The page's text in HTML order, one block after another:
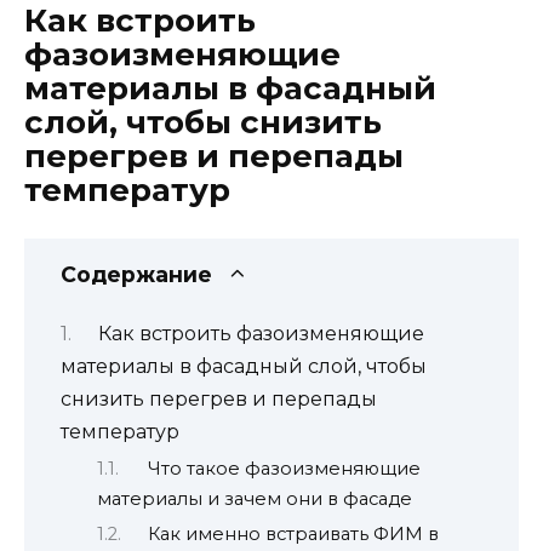
Как встроить
фазоизменяющие
материалы в фасадный
слой, чтобы снизить
перегрев и перепады
температур
Содержание
Как встроить фазоизменяющие
материалы в фасадный слой, чтобы
снизить перегрев и перепады
температур
Что такое фазоизменяющие
материалы и зачем они в фасаде
Как именно встраивать ФИМ в